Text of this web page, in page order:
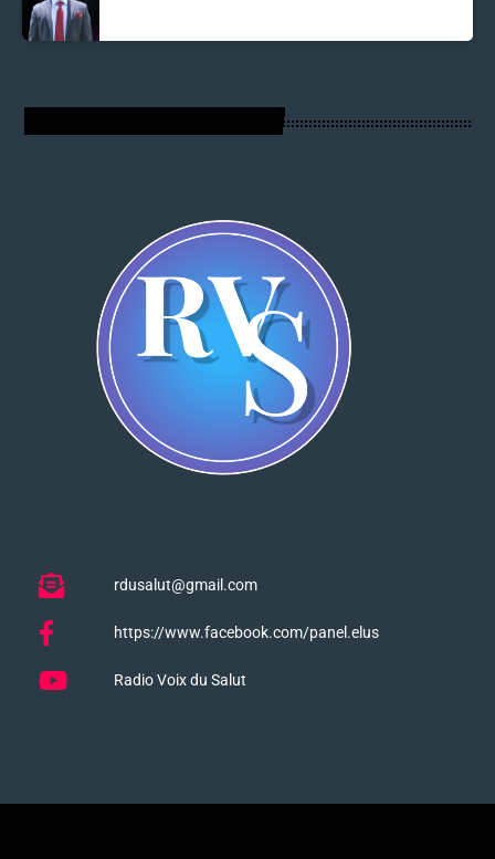
rdusalut@gmail.com
https://www.facebook.com/panel.elus
Radio Voix du Salut